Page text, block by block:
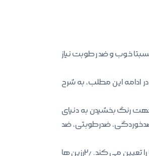
خوب و ضد رطوبت نیاز
ادامه این مطلب، به شرح
جهت رنگ بخشیدن به دنیای
ضدرطوبتی، ضد
رکن اصلی و پایه اولیه رنگ ها رزین ها هستند. ۱٫رزین ها در انواع مختلف تولید می گردد و هر کدام با خواص گوناگون جنس و مختصات اصلی رنگ ها را تعیین می کند. ۲٫رزین ها